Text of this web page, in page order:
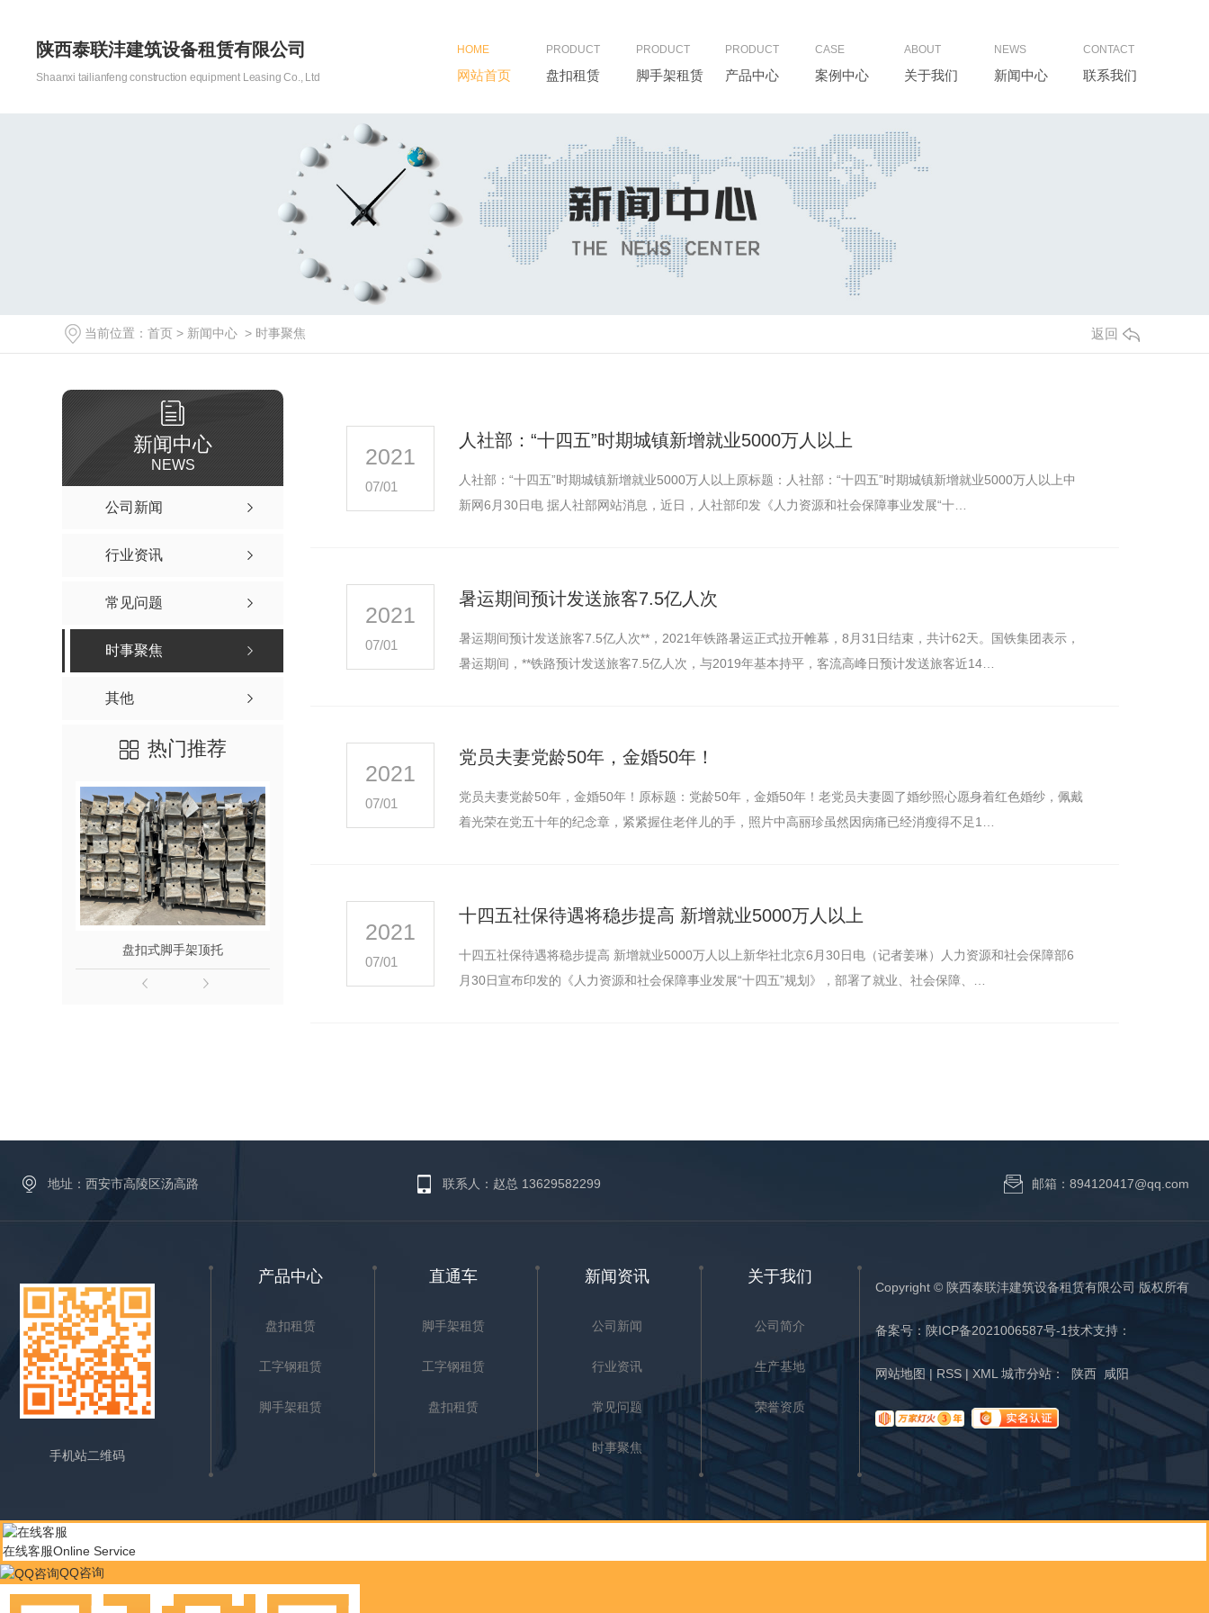
陕西泰联沣建筑设备租赁有限公司
Shaanxi tailianfeng construction equipment Leasing Co., Ltd
HOME
网站首页
PRODUCT
盘扣租赁
PRODUCT
脚手架租赁
PRODUCT
产品中心
CASE
案例中心
ABOUT
关于我们
NEWS
新闻中心
CONTACT
联系我们
当前位置： 首页 > 新闻中心 > 时事聚焦 返回
新闻中心
NEWS
公司新闻
行业资讯
常见问题
时事聚焦
其他
热门推荐
盘扣式脚手架顶托 立杆 斜拉杆
2021
07/01
人社部：“十四五”时期城镇新增就业5000万人以上
人社部：“十四五”时期城镇新增就业5000万人以上原标题：人社部：“十四五”时期城镇新增就业5000万人以上中
新网6月30日电 据人社部网站消息，近日，人社部印发《人力资源和社会保障事业发展“十…
2021
07/01
暑运期间预计发送旅客7.5亿人次
暑运期间预计发送旅客7.5亿人次**，2021年铁路暑运正式拉开帷幕，8月31日结束，共计62天。国铁集团表示，
暑运期间，**铁路预计发送旅客7.5亿人次，与2019年基本持平，客流高峰日预计发送旅客近14…
2021
07/01
党员夫妻党龄50年，金婚50年！
党员夫妻党龄50年，金婚50年！原标题：党龄50年，金婚50年！老党员夫妻圆了婚纱照心愿身着红色婚纱，佩戴
着光荣在党五十年的纪念章，紧紧握住老伴儿的手，照片中高丽珍虽然因病痛已经消瘦得不足1…
2021
07/01
十四五社保待遇将稳步提高 新增就业5000万人以上
十四五社保待遇将稳步提高 新增就业5000万人以上新华社北京6月30日电（记者姜琳）人力资源和社会保障部6
月30日宣布印发的《人力资源和社会保障事业发展“十四五”规划》，部署了就业、社会保障、…
地址：西安市高陵区汤高路 联系人：赵总 13629582299 邮箱：894120417@qq.com
手机站二维码
产品中心
盘扣租赁
工字钢租赁
脚手架租赁
直通车
脚手架租赁
工字钢租赁
盘扣租赁
新闻资讯
公司新闻
行业资讯
常见问题
时事聚焦
其他
关于我们
公司简介
生产基地
荣誉资质
Copyright © 陕西泰联沣建筑设备租赁有限公司 版权所有
备案号： 陕ICP备2021006587号-1技术支持：
网站地图 | RSS | XML 城市分站： 陕西 咸阳
在线客服Online Service
QQ咨询